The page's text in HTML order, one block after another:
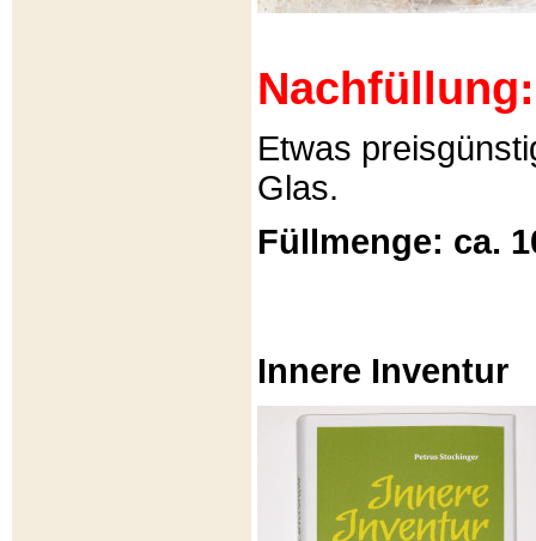
Etwas
Glas.
Füllmenge: ca.
Innere Inventur